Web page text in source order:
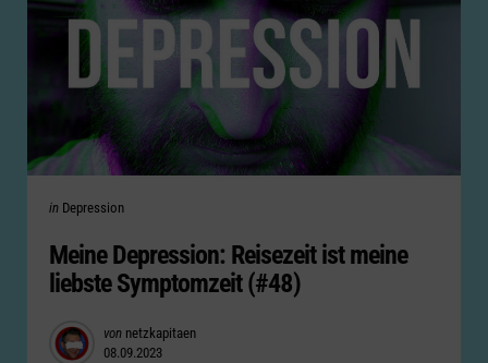
Categories
Posted
in Depression
Meine Depression: Reisezeit ist meine
liebste Symptomzeit (#48)
Posted
by
von netzkapitaen
08.09.2023